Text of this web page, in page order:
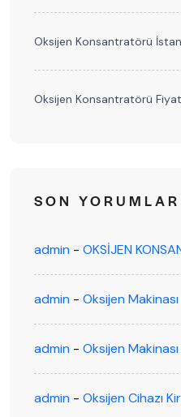
Oksijen Konsantratörü
Oksijen Konsantratörü
SON YORUMLAR
admin - OKSİJEN
admin - Oksijen
admin - Oksijen
admin - Oksijen Cihazı